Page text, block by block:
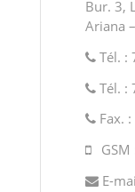
Bur. 3,
Ariana
Tél. :
Tél. :
Fax.
GSM
E-